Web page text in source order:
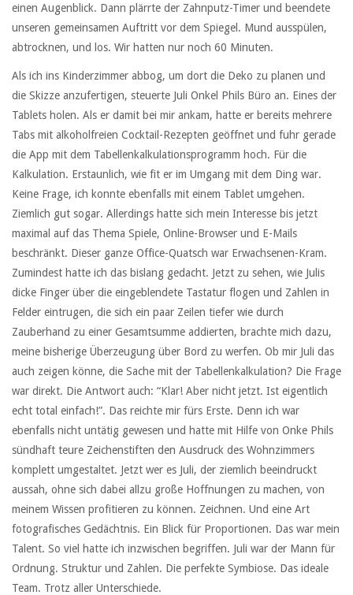
einen Augenblick. Dann plärrte der Zahnputz-Timer und beendete
unseren gemeinsamen Auftritt vor dem Spiegel. Mund ausspülen,
abtrocknen, und los. Wir hatten nur noch 60 Minuten.
Als ich ins Kinderzimmer abbog, um dort die Deko zu planen und
die Skizze anzufertigen, steuerte Juli Onkel Phils Büro an. Eines der
Tablets holen. Als er damit bei mir ankam, hatte er bereits mehrere
Tabs mit alkoholfreien Cocktail-Rezepten geöffnet und fuhr gerade
die App mit dem Tabellenkalkulationsprogramm hoch. Für die
Kalkulation. Erstaunlich, wie fit er im Umgang mit dem Ding war.
Keine Frage, ich konnte ebenfalls mit einem Tablet umgehen.
Ziemlich gut sogar. Allerdings hatte sich mein Interesse bis jetzt
maximal auf das Thema Spiele, Online-Browser und E-Mails
beschränkt. Dieser ganze Office-Quatsch war Erwachsenen-Kram.
Zumindest hatte ich das bislang gedacht. Jetzt zu sehen, wie Julis
dicke Finger über die eingeblendete Tastatur flogen und Zahlen in
Felder eintrugen, die sich ein paar Zeilen tiefer wie durch
Zauberhand zu einer Gesamtsumme addierten, brachte mich dazu,
meine bisherige Überzeugung über Bord zu werfen. Ob mir Juli das
auch zeigen könne, die Sache mit der Tabellenkalkulation? Die Frage
war direkt. Die Antwort auch: “Klar! Aber nicht jetzt. Ist eigentlich
echt total einfach!”. Das reichte mir fürs Erste. Denn ich war
ebenfalls nicht untätig gewesen und hatte mit Hilfe von Onke Phils
sündhaft teure Zeichenstiften den Ausdruck des Wohnzimmers
komplett umgestaltet. Jetzt wer es Juli, der ziemlich beeindruckt
aussah, ohne sich dabei allzu große Hoffnungen zu machen, von
meinem Wissen profitieren zu können. Zeichnen. Und eine Art
fotografisches Gedächtnis. Ein Blick für Proportionen. Das war mein
Talent. So viel hatte ich inzwischen begriffen. Juli war der Mann für
Ordnung. Struktur und Zahlen. Die perfekte Symbiose. Das ideale
Team. Trotz aller Unterschiede.